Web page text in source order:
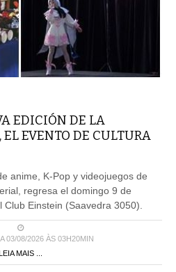
EDICIÓN DE LA
EVENTO DE CULTURA
anime, K-Pop y videojuegos de
regresa el domingo 9 de
Einstein (Saavedra 3050).
03/08/2026 ÀS 03H20MIN
MAIS ...